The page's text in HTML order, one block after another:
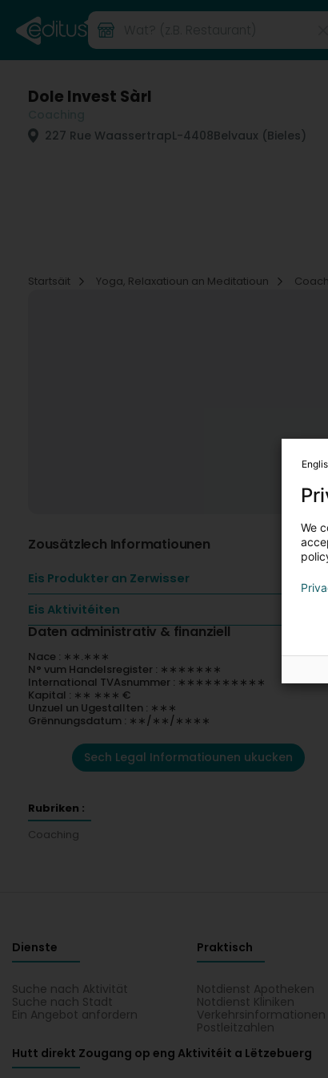
Dole Invest Sàrl
227 Rue WaassertrapL-4408Belvaux (Bieles)
Startsäit
Yoga, Relaxatioun an Meditatioun
Zousätzlech Informatiounen
Eis Produkter an Zerwisser
Eis Aktivitéiten
Daten administrativ & finanziell
Nace : ∗∗.∗∗∗
N° vum Handelsregister : ∗∗∗∗∗∗∗
International TVAsnummer : ∗∗∗∗∗∗∗∗∗∗
Kapital : ∗∗ ∗∗∗ €
Unzuel un Ugestallten : ∗∗∗
Grënnungsdatum : ∗∗/∗∗/∗∗∗∗
Sech Legal Informatiounen ukucken
Rubriken :
Coaching
Dienste
Suche nach Aktivität
Suche nach Stadt
Ein Angebot anfordern
Praktisch
Notdienst Apotheken
Notdienst Kliniken
Verkehrsinformationen
Postleitzahlen
Hutt direkt Zougang op eng Aktivitéit a Lëtzebuerg
We